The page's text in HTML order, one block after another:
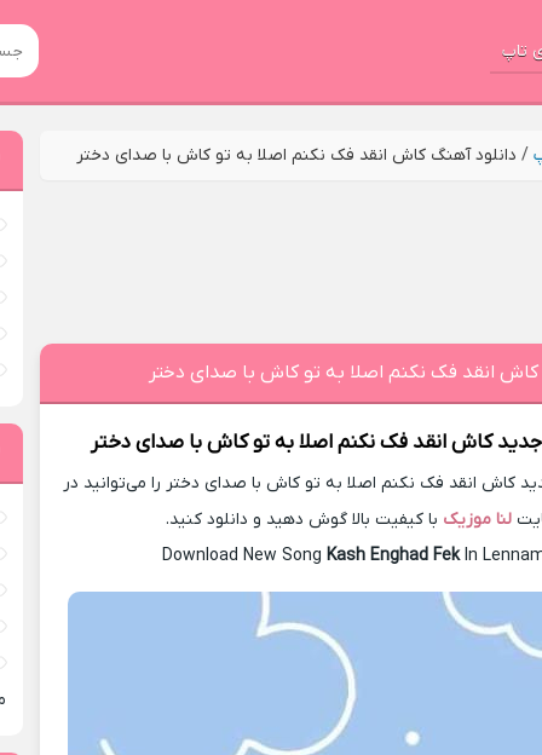
تاپ
/ دانلود آهنگ کاش انقد فک نکنم اصلا به تو کاش با صدای دختر
کاش انقد فک نکنم اصلا به تو کاش با صدای دختر
کاش انقد فک نکنم اصلا به تو کاش با صدای دختر
کاش انقد فک نکنم اصلا به تو کاش با صدای دختر را می‌توانید در
لنا موزیک با کیفیت بالا گوش دهید و دانلود کنید.
Download New SongKash Enghad FekIn